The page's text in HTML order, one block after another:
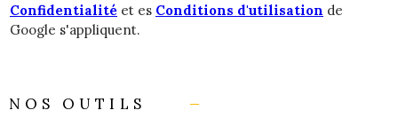
Confidentialité et es Conditions d'utilisation de
Google s'appliquent.
NOS OUTILS